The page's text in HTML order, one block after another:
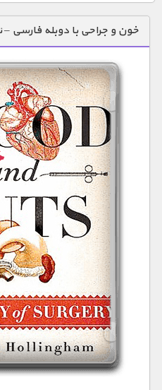
دنیای خوراکی ها
زمین شناسی / محیط زیست
سازه/ معماری/ مهندسی
سرگرمی
شناخت کودکان
طبیعت
علم و فناوری
فرهنگ / هنر
کیهان / نجوم
گردشگری
ماورایی
مسابقات / ورزشی
مستند های اختصاصی
خون و جراحی با دوبله فارسی –